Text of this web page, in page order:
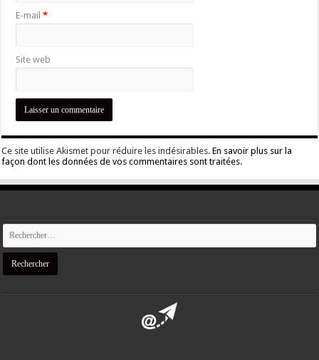
E-mail*
Site web
Ce site utilise Akismet pour réduire les indésirables.En savoir plus sur la
façon dont les données de vos commentaires sont traitées.